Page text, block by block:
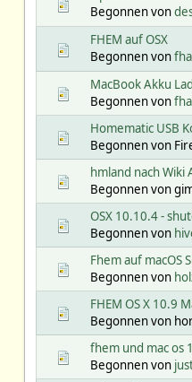
Begonnen von
FHEM auf OSX
Begonnen von
MacBook Akku
Begonnen von
Homematic USB
Begonnen von
hmland nach
Begonnen von
OSX 10.10.4 -
Begonnen von
Fhem auf macOS
Begonnen von
FHEM OS X 10.9
Begonnen von
fhem und mac os
Begonnen von